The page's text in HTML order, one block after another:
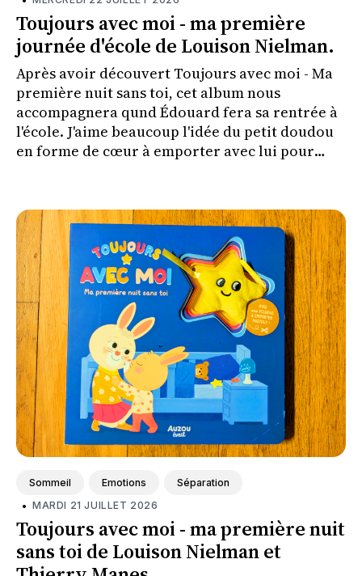
Toujours avec moi - ma première
journée d'école de Louison Nielman.
Après avoir découvert Toujours avec moi - Ma
première nuit sans toi, cet album nous
accompagnera qund Édouard fera sa rentrée à
l'école. J'aime beaucoup l'idée du petit doudou
en forme de cœur à emporter avec lui pour
Sommeil Emotions Séparation
• MARDI 21 JUILLET 2026
Toujours avec moi - ma première nuit
sans toi de Louison Nielman et